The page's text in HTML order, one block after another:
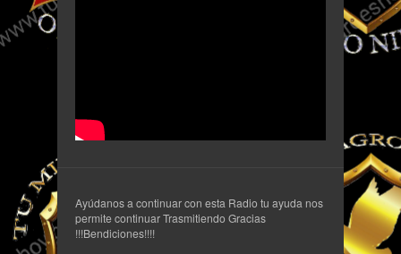
Ayúdanos a continuar con esta Radio tu ayuda nos
permite continuar Trasmitiendo Gracias
!!!Bendiciones!!!!